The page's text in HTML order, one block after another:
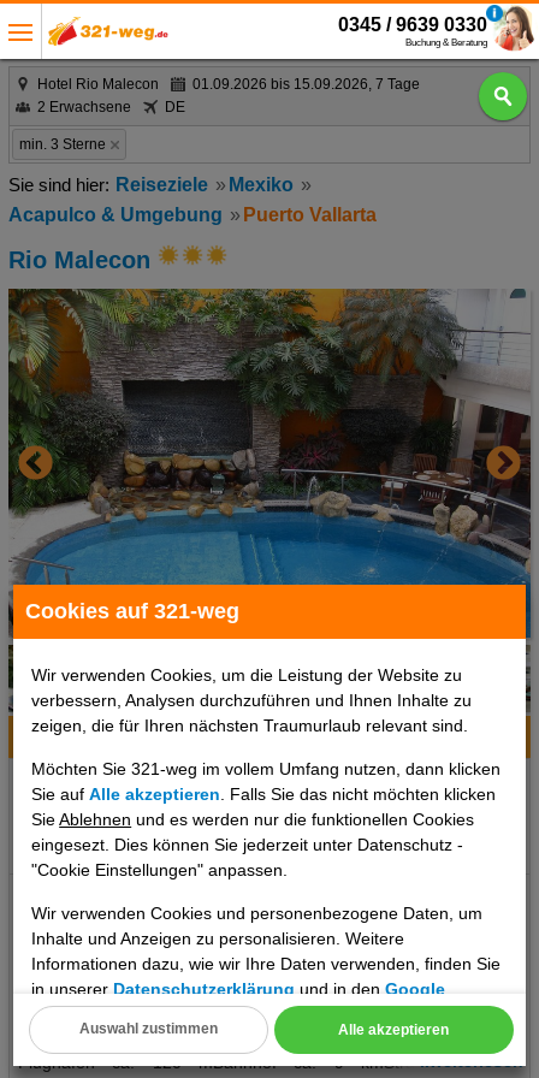
Cookies auf 321-weg
Wir verwenden Cookies, um die Leistung der Website zu
verbessern, Analysen durchzuführen und Ihnen Inhalte zu
zeigen, die für Ihren nächsten Traumurlaub relevant sind.
Möchten Sie 321-weg im vollem Umfang nutzen, dann klicken
Sie aufAlle akzeptieren . Falls Sie das nicht möchten klicken
SieAblehnen und es werden nur die funktionellen Cookies
eingesezt. Dies können Sie jederzeit unter Datenschutz -
"Cookie Einstellungen" anpassen.
Wir verwenden Cookies und personenbezogene Daten, um
Inhalte und Anzeigen zu personalisieren. Weitere
Informationen dazu, wie wir Ihre Daten verwenden, finden Sie
in unsererDatenschutzerklärung und in denGoogle
Datenschutz- und Nutzungsbedingungen
Cookie Einstellungen
Alle akzeptieren
Auswahl zustimmen
0345 / 9639 0330
Buchung & Beratung
Hotel Rio Malecon
01.09.2026 bis 15.09.2026, 7 Tage
2 Erwachsene
DE
min. 3 Sterne
Reiseziele
Mexiko
Acapulco & Umgebung
Puerto Vallarta
Rio Malecon
1 / 6
Hotelinfo Bilder Karte
Puerto Vallarta, Pazifische Küste, Mexiko
Klima zum Reisezeitpunkt:
°C
°C °C
Unser deutsch sprechendes TUI Kundenservice Team steht Ihnen
24 Stunden, 7 Tage die Woche digital über die Chatfunktion der
myTui App, telefonisch und per SMS zur Verfügung. Lage: Ort
Puerto Vallarta/City Lage & Umgebung Dieses Hotel liegt in
Puerto Vallarta, in der Nähe eines Strandes. Entfernungen:
Flughafen ca. 120 mBahnhof ca. 9 kmStrand ca. 400
..weiterlesen